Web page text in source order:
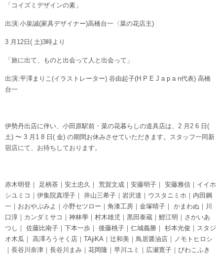
「コイズミデザインの素」
出演:小泉誠(家具デザイナー)高橋台一〈菜の花店主)
3 月12日( 土)3時より
「旅に出て、ものと出会って人と出会って」
出演:平澤まりこ(イラストレーター) 谷由起子(H P E J a p a n代表) 高橋
台一
伊勢丹出店に伴い、小田原駅前・菜の花暮らしの道具店は、2 月2 6 日(
土) 〜 3 月1 8 日( 金) の期間お休みさせていただきます。スタッフ一同新
宿店にて、お待ちしております。
赤木明登｜ 足柄茶｜安土忠久｜ 荒賀文成｜安藤明子｜ 安藤雅信｜イイホ
シユミコ｜伊集院真理子｜ 井山三希子｜岩沢達｜ウスタニミホ｜内田鋼
一｜おおやぶみよ｜小野セツロー｜角漆工房｜金塚晴子｜ かまわぬ｜川
口淳｜カンダミサコ｜神林學｜村木雄児｜黒田泰蔵｜鯉江明｜さかいあ
つし｜ 佐藤比南子｜下本一歩｜ 後藤桃子｜仁城義勝｜ 杉本光俊｜スタジ
オ木瓜｜ 高澤ろうそく店｜TAjiKA｜辻和美｜鳥居醤油店｜ノモトヒロシ
｜長谷川奈津｜長谷川まみ｜花岡隆｜早川ユミ｜広瀬寛子｜びわこふき